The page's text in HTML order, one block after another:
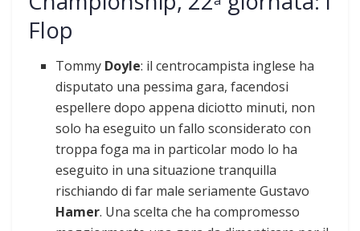
Flop
Tommy Doyle: il centrocampista inglese ha
disputato una pessima gara, facendosi
espellere dopo appena diciotto minuti, non
solo ha eseguito un fallo sconsiderato con
troppa foga ma in particolar modo lo ha
eseguito in una situazione tranquilla
rischiando di far male seriamente Gustavo
Hamer. Una scelta che ha compromesso